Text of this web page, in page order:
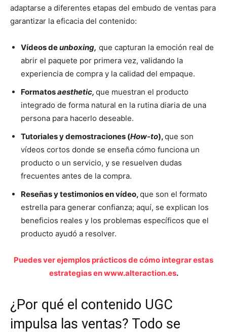
adaptarse a diferentes etapas del embudo de ventas para
garantizar la eficacia del contenido:
Vídeos deunboxing, que capturan la emoción real de
abrir el paquete por primera vez, validando la
experiencia de compra y la calidad del empaque.
Formatosaesthetic, que muestran el producto
integrado de forma natural en la rutina diaria de una
persona para hacerlo deseable.
Tutoriales y demostraciones (How-to),que son
vídeos cortos donde se enseña cómo funciona un
producto o un servicio, y se resuelven dudas
frecuentes antes de la compra.
Reseñas y testimonios en vídeo,que son el formato
estrella para generar confianza; aquí, se explican los
beneficios reales y los problemas específicos que el
producto ayudó a resolver.
Puedes ver ejemplos prácticos de cómo integrar estas
estrategias en www.alteraction.es.
¿Por qué el contenido UGC
impulsa las ventas? Todo se